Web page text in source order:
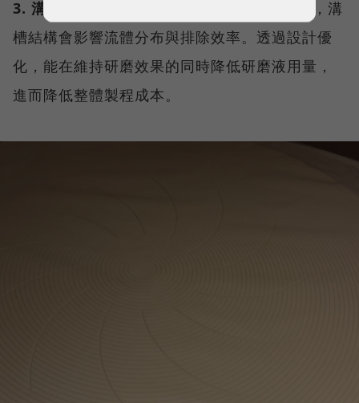
3. 溝槽設計：
CMP過程中需持續供應研磨液，溝
槽結構會影響流體分布與排除效率。透過設計優
化，能在維持研磨效果的同時降低研磨液用量，
進而降低整體製程成本。